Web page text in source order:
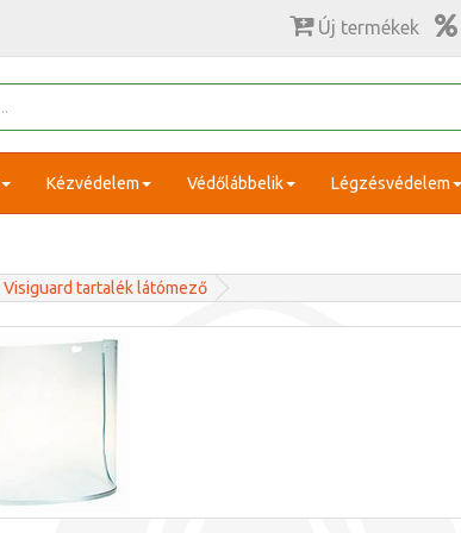
Új termékek
Kézvédelem Védőlábbelik Légzésvédelem
Visiguard tartalék látómező